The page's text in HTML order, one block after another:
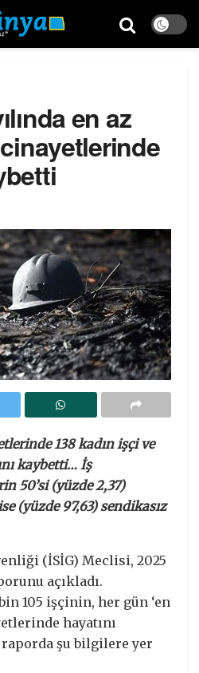
en az
138 kadın işçi ve
kaybetti… İş
50’si (yüzde 2,37)
(yüzde 97,63) sendikasız
(İSİG) Meclisi, 2025
açıkladı.
105 işçinin, her gün ‘en
hayatını
şu bilgilere yer